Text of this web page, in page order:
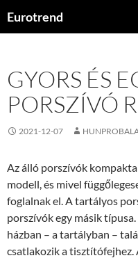
Eurotrend
GYORS ÉS
PORSZÍVÓ
2021-12-07
Az álló porszívók
modell, és mivel
foglalnak el. A tartályos
porszívók egy másik
házban – a tartályban –
csatlakozik a